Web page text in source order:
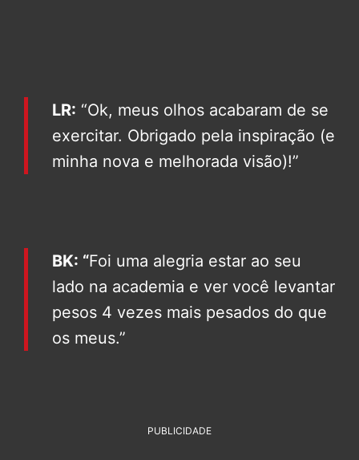
LR: “Ok, meus olhos acabaram de se
exercitar. Obrigado pela inspiração (e
minha nova e melhorada visão)!”
BK: “Foi uma alegria estar ao seu
lado na academia e ver você levantar
pesos 4 vezes mais pesados do que
os meus.”
PUBLICIDADE